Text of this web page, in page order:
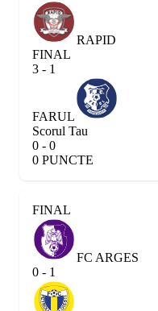
RAPID
FINAL
3 - 1
FARUL
Scorul Tau
0 - 0
0 PUNCTE
FINAL
FC ARGES
0 - 1